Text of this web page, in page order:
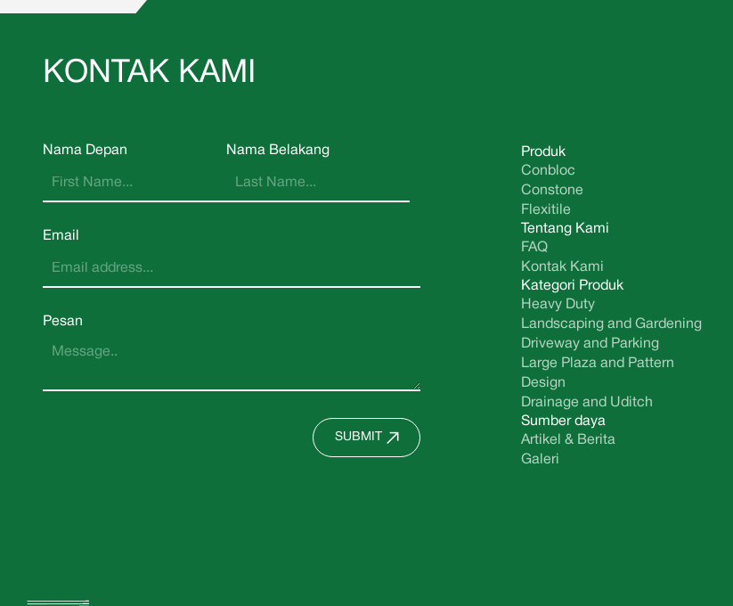
KONTAK KAMI
Nama Depan Nama Belakang
Email
Pesan
SUBMIT
Produk
Conbloc
Constone
Flexitile
Tentang Kami
FAQ
Kontak Kami
Kategori Produk
Heavy Duty
Landscaping and Gardening
Driveway and Parking
Large Plaza and Pattern
Design
Drainage and Uditch
Sumber daya
Artikel & Berita
Galeri